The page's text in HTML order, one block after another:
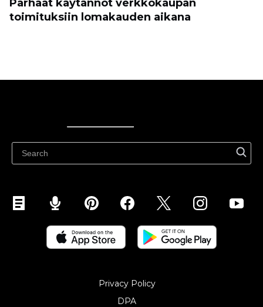
Parhaat käytännöt verkkokaupan
toimituksiin lomakauden aikana
Privacy Policy
DPA